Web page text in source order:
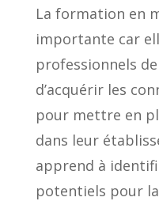
La formation en
importante car
professionnels
d’acquérir les
pour mettre en
dans leur
apprend à
potentiels pour